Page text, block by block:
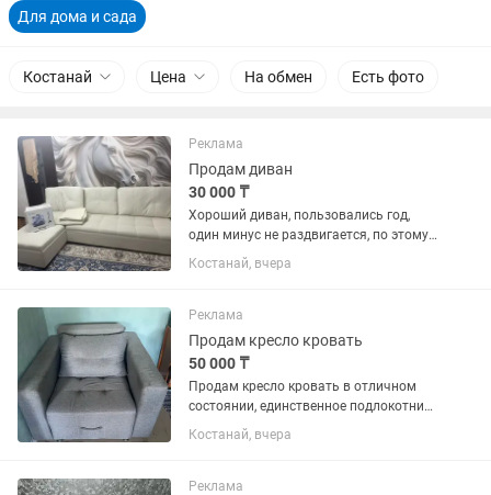
Для дома и сада
Костанай Цена На обмен Есть фото
Реклама
Продам диван
30 000 ₸
Хороший диван, пользовались год,
один минус не раздвигается, по этому
такая цена, самовывоз
Костанай, вчера
Реклама
Продам кресло кровать
50 000 ₸
Продам кресло кровать в отличном
состоянии, единственное подлокотники
немного грязные, продам за 50 тысяч,
но сделаю скидку на чистку.
ящик для белья. Разбирается в...
Костанай, вчера
Реклама